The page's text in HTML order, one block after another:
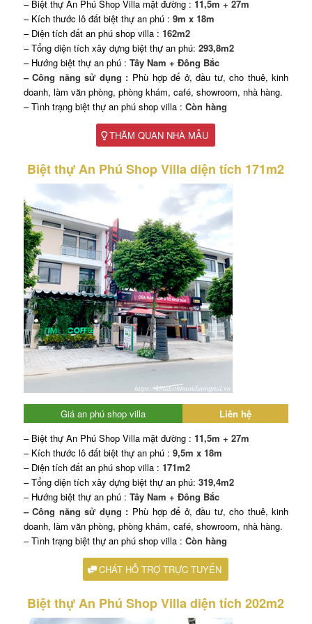
– Biệt thự An Phú Shop Villa mặt đường : 11,5m + 27m
– Kích thước lô đất biệt thự an phú : 9m x 18m
– Diện tích đất an phú shop villa : 162m2
– Tổng diện tích xây dựng biệt thự an phú: 293,8m2
– Hướng biệt thự an phú : Tây Nam + Đông Bắc
– Công năng sử dụng : Phù hợp để ở, đầu tư, cho thuê, kinh
doanh, làm văn phòng, phòng khám, café, showroom, nhà hàng.
– Tình trạng biệt thự an phú shop villa : Còn hàng
THĂM QUAN NHÀ MẪU
Biệt thự An Phú Shop Villa diện tích 171m2
Giá an phú shop villa
Liên hệ
– Biệt thự An Phú Shop Villa mặt đường : 11,5m + 27m
– Kích thước lô đất biệt thự an phú : 9,5m x 18m
– Diện tích đất an phú shop villa : 171m2
– Tổng diện tích xây dựng biệt thự an phú: 319,4m2
– Hướng biệt thự an phú : Tây Nam + Đông Bắc
– Công năng sử dụng : Phù hợp để ở, đầu tư, cho thuê, kinh
doanh, làm văn phòng, phòng khám, café, showroom, nhà hàng.
– Tình trạng biệt thự an phú shop villa : Còn hàng
CHÁT HỖ TRỢ TRỰC TUYẾN
Biệt thự An Phú Shop Villa diện tích 202m2